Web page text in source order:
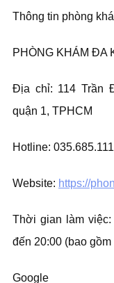
Thông tin phòng
PHÒNG KHÁM ĐA
Địa chỉ: 114 Trần
quận 1, TPHCM
Hotline:
Website: https://
Thời gian làm
đến 20:00 (bao